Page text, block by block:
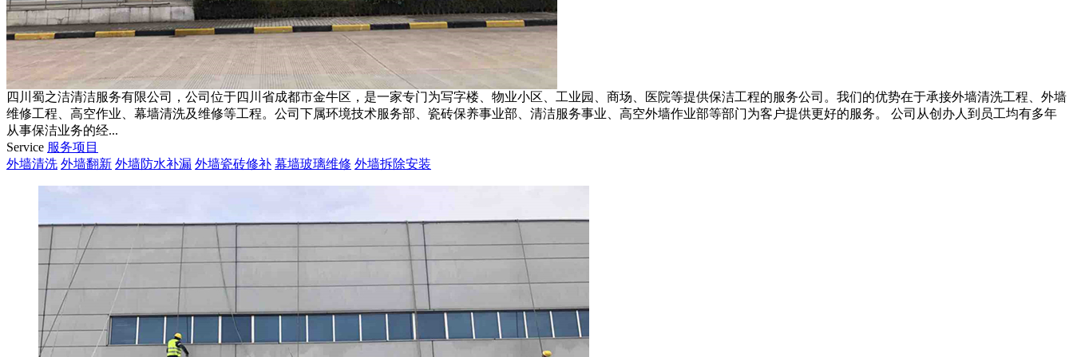
四川蜀之洁清洁服务有限公司，公司位于四川省成都市金牛区，是一家专门为写字楼、物业小区、工业园、商场、医院等提供保洁工程的服务公司。我们的优势在于承接外墙清洗工程、外墙
维修工程、高空作业、幕墙清洗及维修等工程。公司下属环境技术服务部、瓷砖保养事业部、清洁服务事业、高空外墙作业部等部门为客户提供更好的服务。 公司从创办人到员工均有多年
从事保洁业务的经...
Service 服务项目
外墙清洗 外墙翻新 外墙防水补漏 外墙瓷砖修补 幕墙玻璃维修 外墙拆除安装